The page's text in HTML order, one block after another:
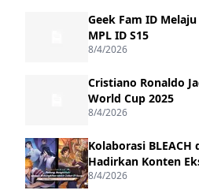
Geek Fam ID
MPL ID S15
8/4/2026
Cristiano Ronaldo
World Cup 2025
8/4/2026
Kolaborasi
Hadirkan Konten
8/4/2026